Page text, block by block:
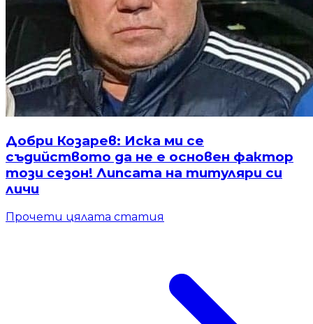
Добри Козарев: Иска ми се
съдийството да не е основен фактор
този сезон! Липсата на титуляри си
личи
Прочети цялата статия